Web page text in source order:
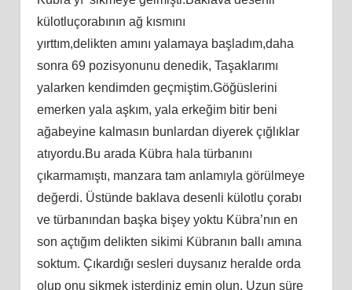
külotluçorabının ağ kısmını
yırttım,delikten amını yalamaya başladım,daha
sonra 69 pozisyonunu denedik, Taşaklarımı
yalarken kendimden geçmiştim.Göğüslerini
emerken yala aşkım, yala erkeğim bitir beni
ağabeyine kalmasın bunlardan diyerek çığlıklar
atıyordu.Bu arada Kübra hala türbanını
çıkarmamıştı, manzara tam anlamıyla görülmeye
değerdi. Üstünde baklava desenli külotlu çorabı
ve türbanından başka bişey yoktu Kübra’nın en
son açtığım delikten sikimi Kübranın ballı amına
soktum. Çıkardığı sesleri duysanız heralde orda
olup onu sikmek isterdiniz emin olun. Uzun süre